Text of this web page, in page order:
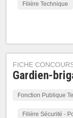
Filière Technique
FICHE
Gardien-
Fonction Publique
Filière Sécurité -